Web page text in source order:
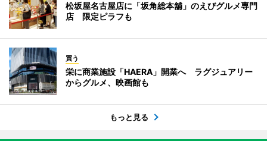
松坂屋名古屋店に「坂角総本舖」のえびグルメ専門
店 限定ピラフも
買う
栄に商業施設「HAERA」開業へ ラグジュアリー
からグルメ、映画館も
もっと見る